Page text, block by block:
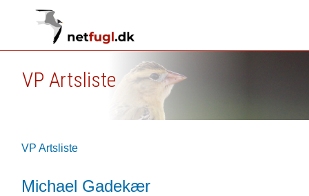
VP Artsliste
VP Artsliste
Michael Gadekær